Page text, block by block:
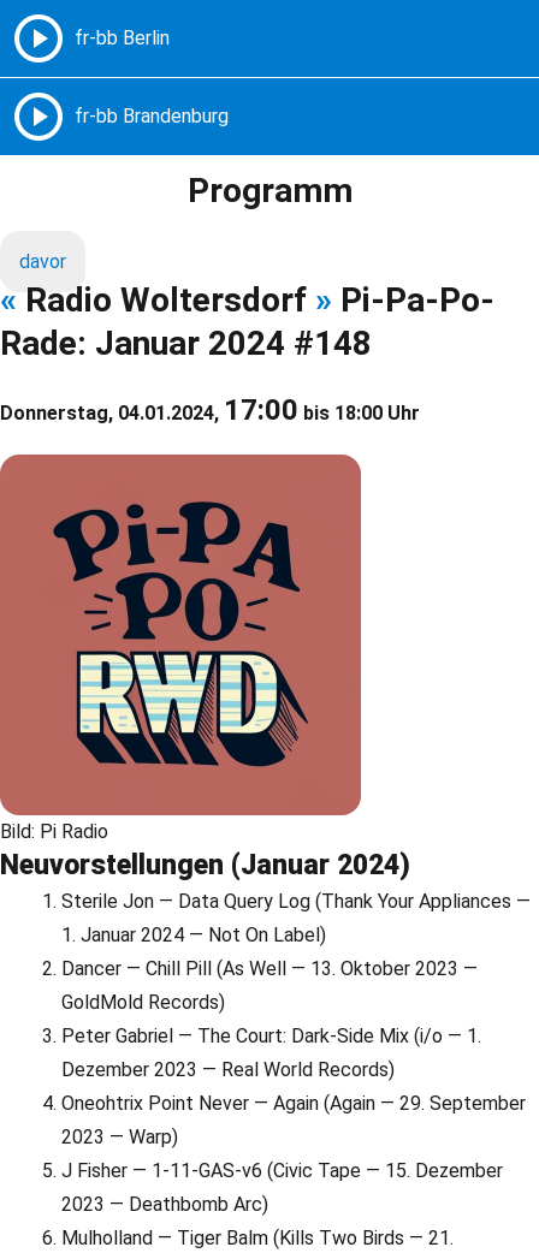
Freie Radios – Berlin Brandenburg
Programm
davor
« Radio Woltersdorf » Pi-Pa-Po-
Rade: Januar 2024 #148
Donnerstag, 04.01.2024, 17:00 bis 18:00 Uhr
Bild: Pi Radio
Neuvorstellungen (Januar 2024)
Sterile Jon — Data Query Log (Thank Your Appliances —
1. Januar 2024 — Not On Label)
Dancer — Chill Pill (As Well — 13. Oktober 2023 —
GoldMold Records)
Peter Gabriel — The Court: Dark-Side Mix (i/o — 1.
Dezember 2023 — Real World Records)
Oneohtrix Point Never — Again (Again — 29. September
2023 — Warp)
J Fisher — 1-11-GAS-v6 (Civic Tape — 15. Dezember
2023 — Deathbomb Arc)
Mulholland — Tiger Balm (Kills Two Birds — 21.